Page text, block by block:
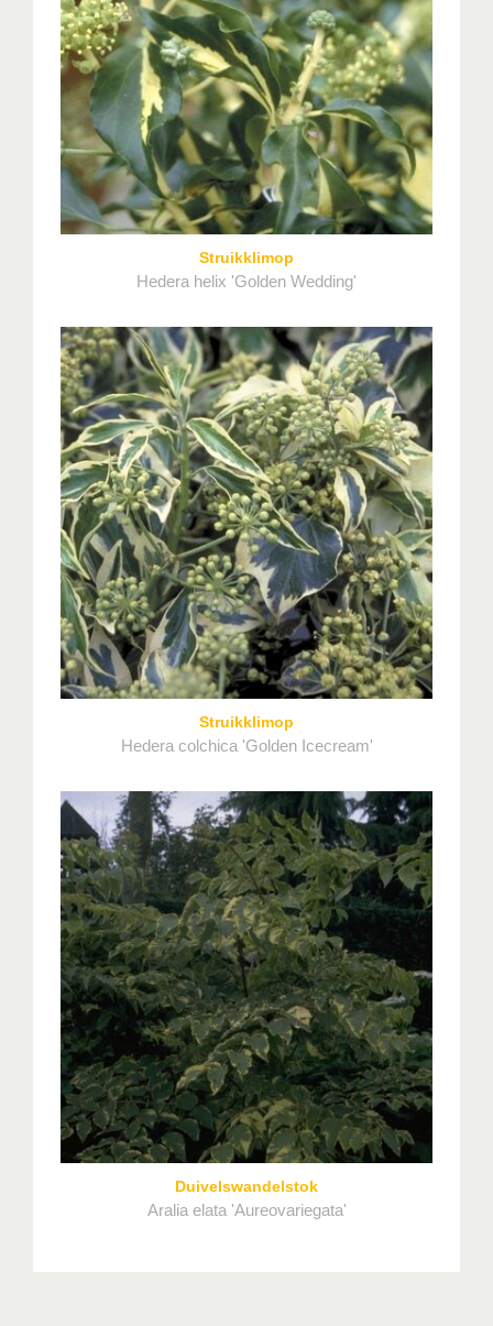
Struikklimop
Hedera helix 'Golden Wedding'
Struikklimop
Hedera colchica 'Golden Icecream'
Duivelswandelstok
Aralia elata 'Aureovariegata'